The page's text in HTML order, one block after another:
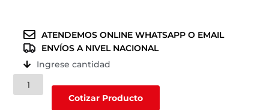
ATENDEMOS ONLINE WHATSAPP O EMAIL
ENVÍOS A NIVEL NACIONAL
Ingrese cantidad
Soporte
de
Cotizar Producto